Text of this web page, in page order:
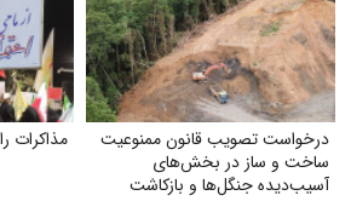
درخواست تصویب قانون ممنوعیت
ساخت و ساز در بخش‌های
آسیب‌دیده جنگل‌ها و بازکاشت
مذاکرات